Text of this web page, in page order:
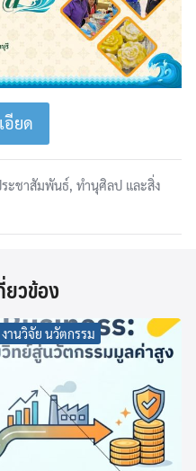
อียด
ะชาสัมพันธ์ ทำนุศิลป และสิ่ง
ยวข้อง
งานวิจัย นวัตกรรม